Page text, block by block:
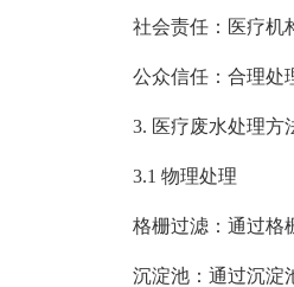
社会责任：医疗机构
公众信任：合理处理
3. 医疗废水处理方
3.1 物理处理
格栅过滤：通过格栅
沉淀池：通过沉淀池